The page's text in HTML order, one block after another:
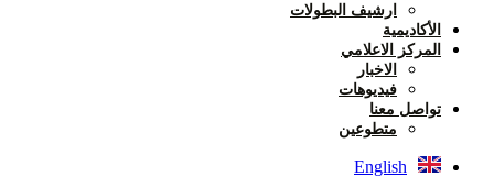
ارشيف البطولات
الأكاديمية
المركز الاعلامي
الاخبار
فيديوهات
تواصل معنا
متطوعين
English